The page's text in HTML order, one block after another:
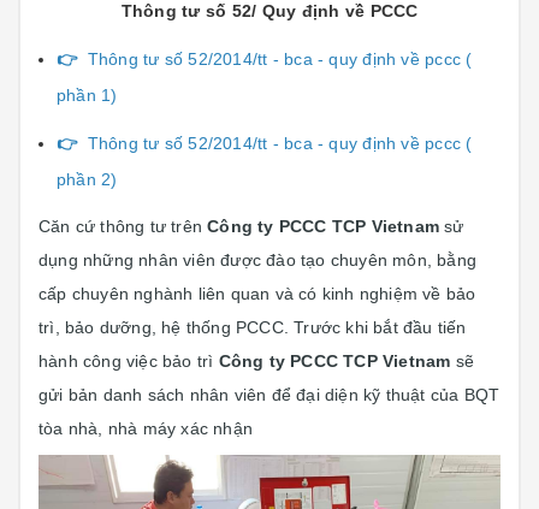
Thông tư số 52/ Quy định về PCCC
👉 Thông tư số 52/2014/tt - bca - quy định về pccc (
phần 1)
👉 Thông tư số 52/2014/tt - bca - quy định về pccc (
phần 2)
Căn cứ thông tư trênCông ty PCCC TCP Vietnam sử
dụng những nhân viên được đào tạo chuyên môn, bằng
cấp chuyên nghành liên quan và có kinh nghiệm về bảo
trì, bảo dưỡng, hệ thống PCCC. Trước khi bắt đầu tiến
hành công việc bảo trì Công ty PCCC TCP Vietnam sẽ
gửi bản danh sách nhân viên để đại diện kỹ thuật của BQT
tòa nhà, nhà máy xác nhận